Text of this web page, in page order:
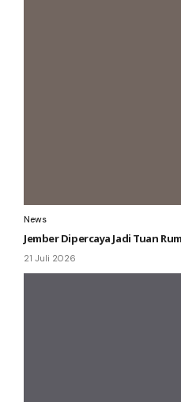
News
Jember Dipercaya Jadi Tuan
21 Juli 2026